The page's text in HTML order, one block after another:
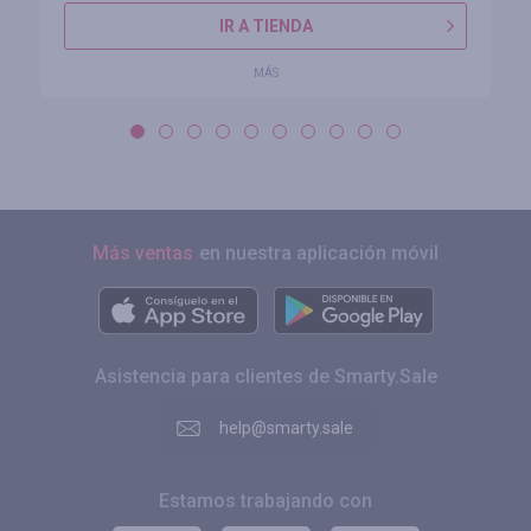
IR A TIENDA
MÁS
Más ventas en nuestra aplicación móvil
Asistencia para clientes de Smarty.Sale
help@smarty.sale
Estamos trabajando con